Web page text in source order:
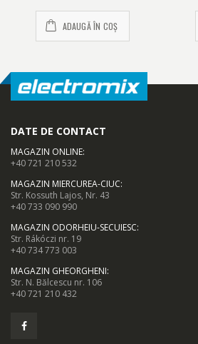
ADAUGĂ ÎN COȘ
DATE DE CONTACT
MAGAZIN ONLINE:
+40 721 210 532
MAGAZIN MIERCUREA-CIUC:
Str. Kossuth Lajos, Nr. 43
+40 733 090 990
MAGAZIN ODORHEIU-SECUIESC:
Str. Rákóczi nr. 19
+40 734 773 003
MAGAZIN GHEORGHENI:
Str. N. Bălcescu nr. 106
+40 721 210 432